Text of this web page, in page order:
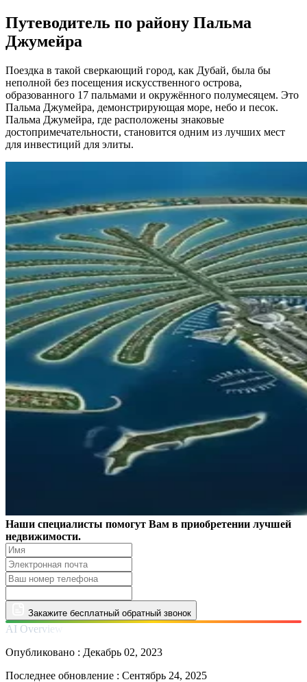
Путеводитель по району Пальма
Джумейра
Поездка в такой сверкающий город, как Дубай, была бы
неполной без посещения искусственного острова,
образованного 17 пальмами и окружённого полумесяцем. Это
Пальма Джумейра, демонстрирующая море, небо и песок.
Пальма Джумейра, где расположены знаковые
достопримечательности, становится одним из лучших мест
для инвестиций для элиты.
Наши специалисты помогут Вам в приобретении лучшей
недвижимости.
Закажите бесплатный обратный звонок
AI Overview
Опубликовано : Декабрь 02, 2023
Последнее обновление : Сентябрь 24, 2025